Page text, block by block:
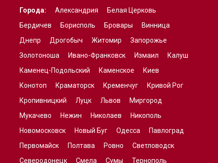
Города: Александрия
Белая Церковь
Бердичев
Борисполь Бровары
Винница
Днепр
Дрогобыч Житомир
Запорожье
Золотоноша
Ивано-Франковск Измаил
Калуш
Каменец-Подольский
Каменское
Киев
Конотоп
Краматорск Кременчуг
Кривой Рог
Кропивницкий
Луцк Львов
Миргород
Мукачево
Нежин Николаев
Никополь
Новомосковск
Новый Буг Одесса
Павлоград
Первомайск
Полтава Ровно
Светловодск
Северодонецк
Смела Сумы Тернополь